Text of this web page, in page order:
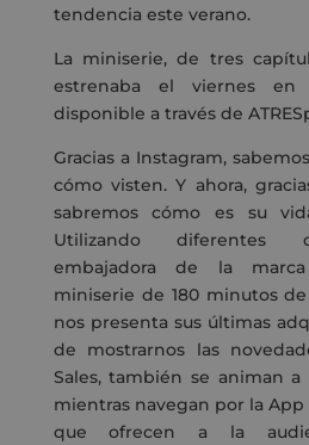
tendencia este verano.
La miniserie, de tres
estrenaba el viernes
disponible a través de
Gracias a Instagram,
cómo visten. Y ahora,
sabremos cómo es su
Utilizando diferentes
embajadora de la
miniserie de 180 minutos
nos presenta sus últimas
de mostrarnos las
Sales, también se animan a
mientras navegan por la App
que ofrecen a la